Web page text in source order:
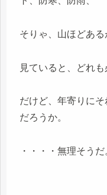
そりゃ、山ほどある
見ていると、どれも
だけど、年寄りに
だろうか。
・・・・無理そうだ